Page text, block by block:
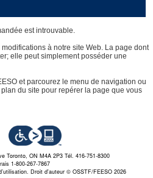
est introuvable.
à notre site Web. La page dont
elle peut simplement posséder une
et parcourez le menu de navigation ou
du site pour repérer la page que vous
Toronto, ON M4A 2P3 Tél. 416-751-8300
1-800-267-7867
Droit d'auteur © OSSTF/FEESO 2026